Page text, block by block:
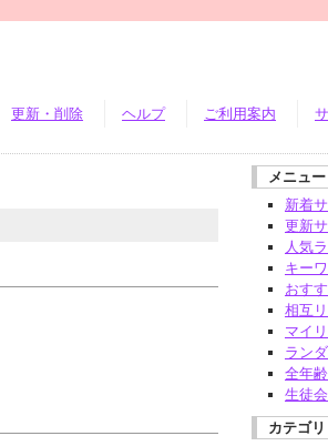
更新・削除 ヘルプ ご利用案内
メニュー
新着
更新
人気
キー
おす
相互
マイ
ラン
全年
生徒
カテゴリ